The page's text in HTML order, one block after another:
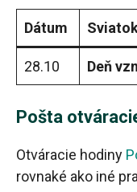
Dátum
28.10 Deň
Pošta
Otváracie hodiny
rovnaké ako iné